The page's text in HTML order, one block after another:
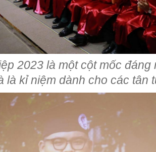
2023 là một cột mốc
là kỉ niệm dành cho các tân